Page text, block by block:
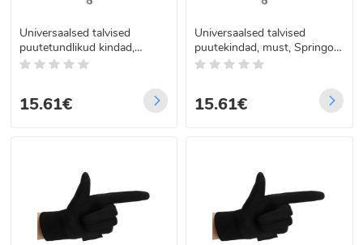
Universaalsed talvised
puutetundlikud kindad,
mustad, Springos GL0003,
15.61€
Universaalsed talvised
puutekindad, must, Springos
GL0004, suurus XL
15.61€